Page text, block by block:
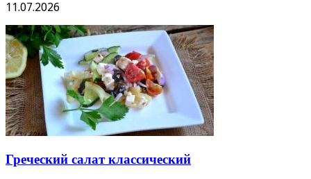
11.07.2026
Греческий салат классический